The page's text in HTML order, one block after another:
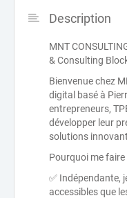
Description
MNT
& Consulting
Bienvenue chez
digital basé à
entrepreneurs,
développer leur
solutions
Pourquoi me
✅ Indépendante,
accessibles que